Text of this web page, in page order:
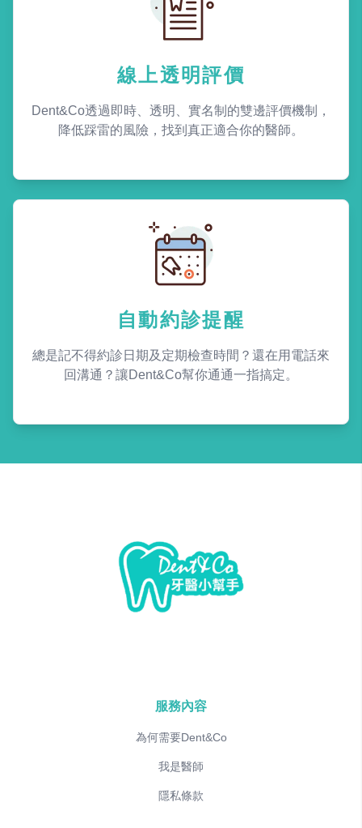
線上透明評價
Dent&Co透過即時、透明、實名制的雙邊評價機制，
降低踩雷的風險，找到真正適合你的醫師。
自動約診提醒
總是記不得約診日期及定期檢查時間？還在用電話來
回溝通？讓Dent&Co幫你通通一指搞定。
服務內容
為何需要Dent&Co
我是醫師
隱私條款